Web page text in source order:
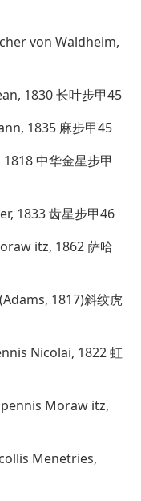
von Waldheim,
1830 长叶步甲45
1835 麻步甲45
中华金星步甲
1833 齿星步甲46
itz, 1862 萨哈
1817)斜纹虎
Nicolai, 1822 虹
Moraw itz,
Menetries,